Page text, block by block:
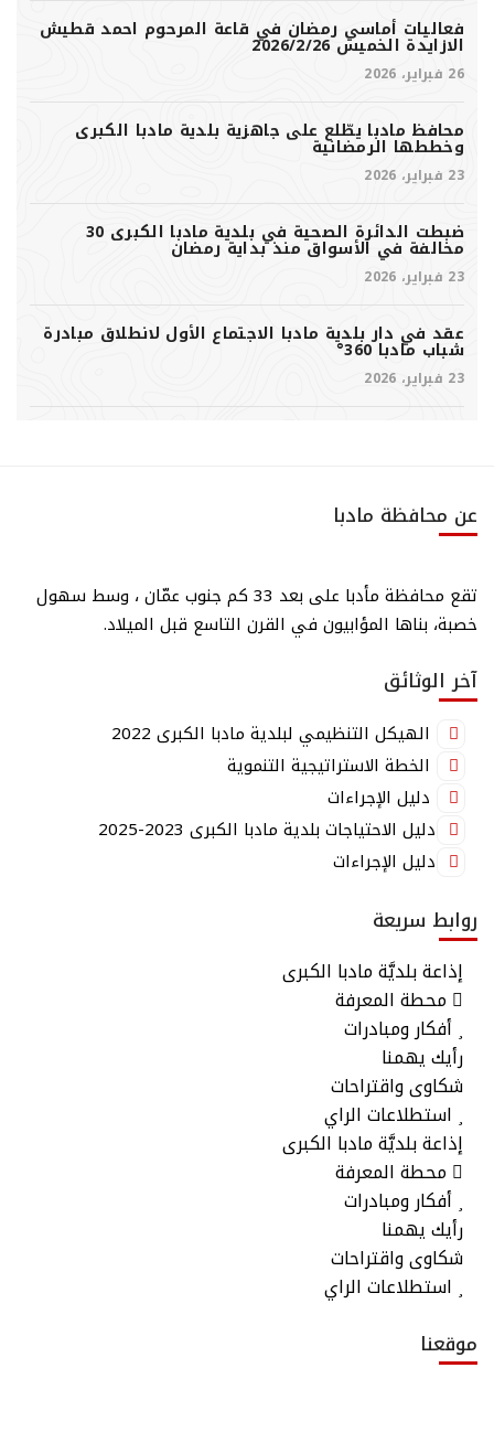
فعاليات أماسي رمضان في قاعة المرحوم احمد قطيش
الازايدة الخميس 2026/2/26
26 فبراير، 2026
محافظ مادبا يطّلع على جاهزية بلدية مادبا الكبرى
وخططها الرمضانية
23 فبراير، 2026
ضبطت الدائرة الصحية في بلدية مادبا الكبرى 30
مخالفة في الأسواق منذ بداية رمضان
23 فبراير، 2026
عقد في دار بلدية مادبا الاجتماع الأول لانطلاق مبادرة
شباب مادبا 360°
23 فبراير، 2026
عن محافظة مادبا
تقع محافظة مأدبا على بعد 33 كم جنوب عمّان ، وسط سهول
خصبة، بناها المؤابيون في القرن التاسع قبل الميلاد.
آخر الوثائق
الهيكل التنظيمي لبلدية مادبا الكبرى 2022
الخطة الاستراتيجية التنموية
دليل الإجراءات
دليل الاحتياجات بلدية مادبا الكبرى 2023-2025
دليل الإجراءات
روابط سريعة
إذاعة بلديَّة مادبا الكبرى
محطة المعرفة
أفكار ومبادرات
رأيك يهمنا
شكاوى واقتراحات
استطلاعات الراي
إذاعة بلديَّة مادبا الكبرى
محطة المعرفة
أفكار ومبادرات
رأيك يهمنا
شكاوى واقتراحات
استطلاعات الراي
موقعنا